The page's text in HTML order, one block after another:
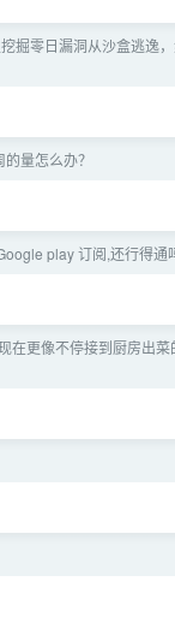
掘零日漏洞从沙盒逃逸
量怎么办？
play 订阅,还行得通
在更像不停接到厨房出